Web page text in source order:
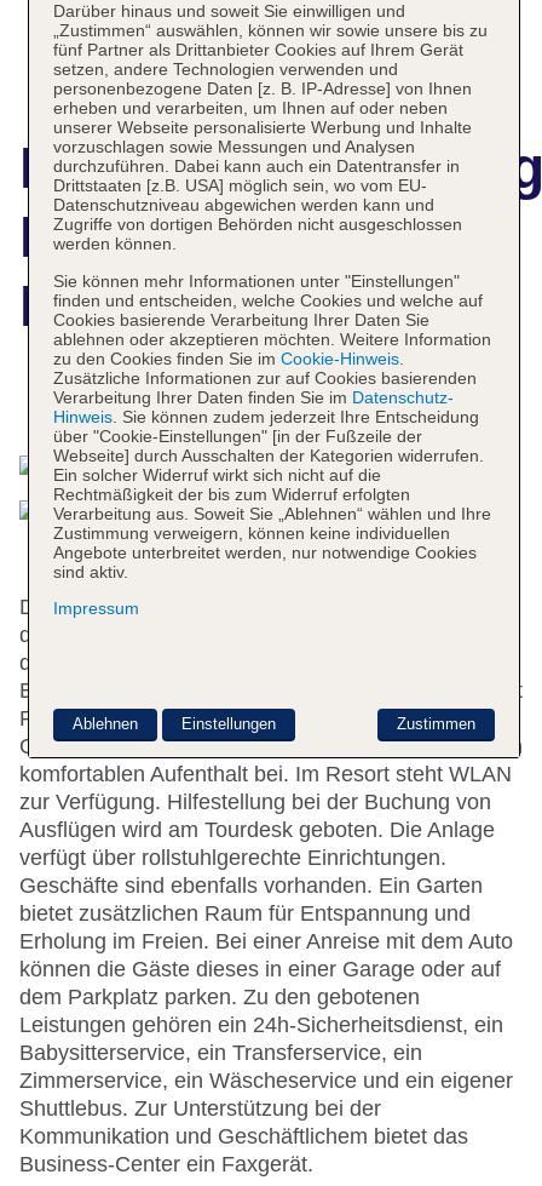
Emerald View
Resort Villa
Das bietet Ihre Unterkunft
Die Gäste erleben einen entspannten Aufenthalt in
den 3 Junior-Suiten, der Suite, den 3 Einzel- und
den 10 Doppelzimmern. An der Rezeption im
Empfangsbereich steht das freundliche Personal mit
Rat und Tat zur Seite. Serviceleistungen wie eine
Gepäckaufbewahrung und ein Safe tragen zu einem
komfortablen Aufenthalt bei. Im Resort steht WLAN
zur Verfügung. Hilfestellung bei der Buchung von
Ausflügen wird am Tourdesk geboten. Die Anlage
verfügt über rollstuhlgerechte Einrichtungen.
Geschäfte sind ebenfalls vorhanden. Ein Garten
bietet zusätzlichen Raum für Entspannung und
Erholung im Freien. Bei einer Anreise mit dem Auto
können die Gäste dieses in einer Garage oder auf
dem Parkplatz parken. Zu den gebotenen
Leistungen gehören ein 24h-Sicherheitsdienst, ein
Babysitterservice, ein Transferservice, ein
Zimmerservice, ein Wäscheservice und ein eigener
Shuttlebus. Zur Unterstützung bei der
Kommunikation und Geschäftlichem bietet das
Business-Center ein Faxgerät.
Darüber hinaus und soweit Sie einwilligen und
„Zustimmen“ auswählen, können wir sowie unsere bis zu
fünf Partner als Drittanbieter Cookies auf Ihrem Gerät
setzen, andere Technologien verwenden und
personenbezogene Daten [z. B. IP-Adresse] von Ihnen
erheben und verarbeiten, um Ihnen auf oder neben
unserer Webseite personalisierte Werbung und Inhalte
vorzuschlagen sowie Messungen und Analysen
durchzuführen. Dabei kann auch ein Datentransfer in
Drittstaaten [z.B. USA] möglich sein, wo vom EU-
Datenschutzniveau abgewichen werden kann und
Zugriffe von dortigen Behörden nicht ausgeschlossen
werden können.
Sie können mehr Informationen unter "Einstellungen"
finden und entscheiden, welche Cookies und welche auf
Cookies basierende Verarbeitung Ihrer Daten Sie
ablehnen oder akzeptieren möchten. Weitere Information
zu den Cookies finden Sie im Cookie-Hinweis.
Zusätzliche Informationen zur auf Cookies basierenden
Verarbeitung Ihrer Daten finden Sie im Datenschutz-
Hinweis. Sie können zudem jederzeit Ihre Entscheidung
über "Cookie-Einstellungen" [in der Fußzeile der
Webseite] durch Ausschalten der Kategorien widerrufen.
Ein solcher Widerruf wirkt sich nicht auf die
Rechtmäßigkeit der bis zum Widerruf erfolgten
Verarbeitung aus. Soweit Sie „Ablehnen“ wählen und Ihre
Zustimmung verweigern, können keine individuellen
Angebote unterbreitet werden, nur notwendige Cookies
sind aktiv.
Impressum
Zustimmen
Ablehnen Einstellungen